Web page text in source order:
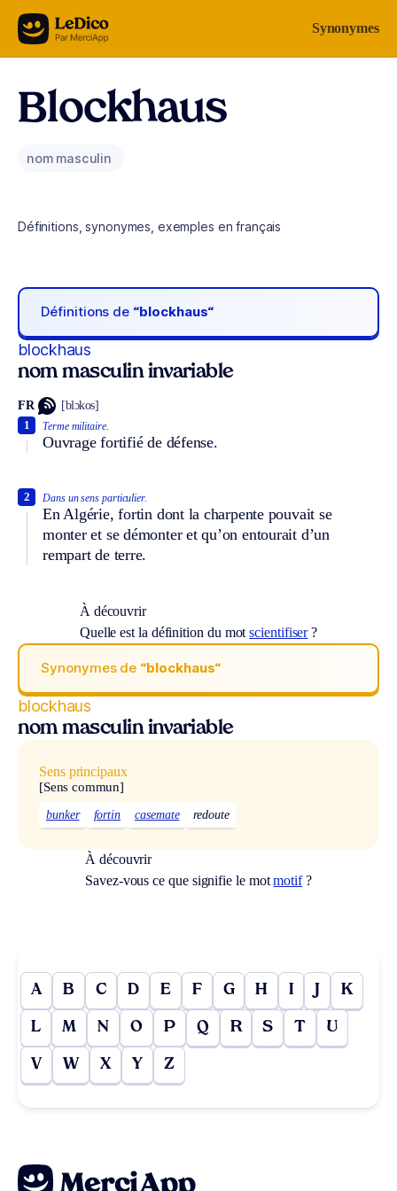
Aller au contenu Synonymes
Blockhaus
nom masculin
Définitions, synonymes, exemples en français
Définitions de “blockhaus“
blockhaus
nom masculin invariable
FR [blɔkos]
Terme militaire.
Ouvrage fortifié de défense.
1
Dans un sens particulier.
En Algérie, fortin dont la charpente pouvait se
monter et se démonter et qu’on entourait d’un
rempart de terre.
2
À découvrir
Quelle est la définition du motscientifiser?
Synonymes de “blockhaus“
blockhaus
nom masculin invariable
Sens principaux
[Sens commun]
bunker fortin casemate redoute
À découvrir
Savez-vous ce que signifie le motmotif?
A B C D E F G H I J K
L M N O P Q R S T U
V W X Y Z